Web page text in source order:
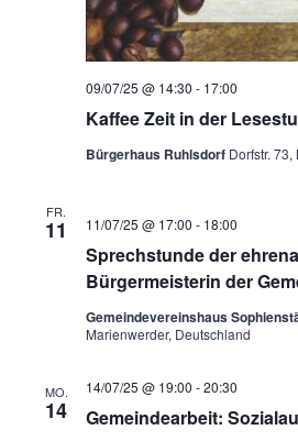
Kaffee Zeit in der
09/07/25 @ 14:30 - 17:00
Bürgerhaus Ruhlsdorf Dorfstr.
FR.
11
Sprechstunde der
Bürgermeisterin der
11/07/25 @ 17:00 - 18:00
Gemeindevereinshaus
Marienwerder, Deutschland
MO.
14 Gemeindearbeit:
14/07/25 @ 19:00 -20:30